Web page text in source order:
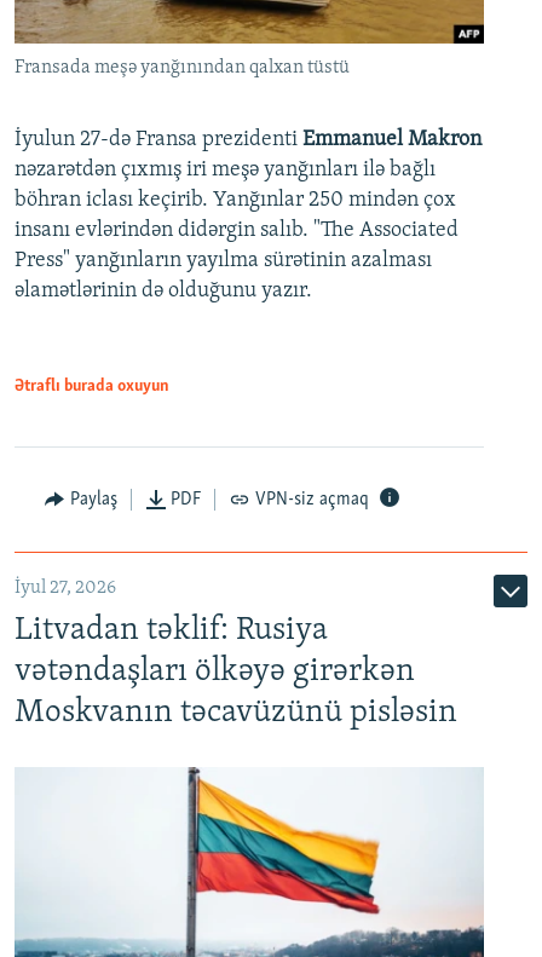
Fransada meşə yanğınından qalxan tüstü
İyulun 27-də Fransa prezidenti Emmanuel Makron
nəzarətdən çıxmış iri meşə yanğınları ilə bağlı
böhran iclası keçirib. Yanğınlar 250 mindən çox
insanı evlərindən didərgin salıb. "The Associated
Press" yanğınların yayılma sürətinin azalması
əlamətlərinin də olduğunu yazır.
Ətraflı burada oxuyun
Paylaş PDF VPN-siz açmaq
İyul 27, 2026
Litvadan təklif: Rusiya
vətəndaşları ölkəyə girərkən
Moskvanın təcavüzünü pisləsin